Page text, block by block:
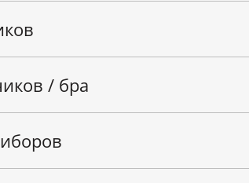
/ бра